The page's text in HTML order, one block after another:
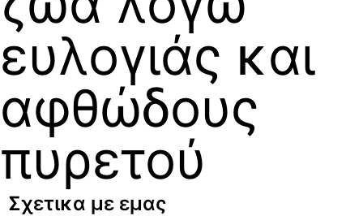
ευλογιάς και
αφθώδους
πυρετού
Σχετικα με εμας